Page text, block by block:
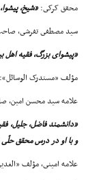
محقق کرکى:«شیخ،
سید مصطفى تفرشى،
«پیشواى بزرگ، فقیه اهل
مؤلف «مستدرک
علامه سید محسن امین،
«دانشمند فاضل، جلیل،
و با او در درس محقق
علامه امینى، مؤلف